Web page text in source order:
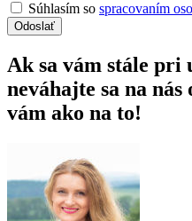
Súhlasím so spracovaním
Odoslať
Ak sa vám stále pri
neváhajte sa na
vám ako na to!